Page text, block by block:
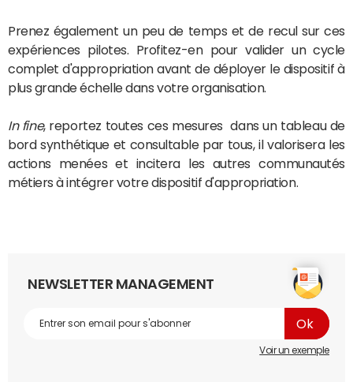
Prenez également un peu de temps et de recul sur ces
expériences pilotes. Profitez-en pour valider un cycle
complet d'appropriation avant de déployer le dispositif à
plus grande échelle dans votre organisation.
In fine, reportez toutes ces mesures dans un tableau de
bord synthétique et consultable par tous, il valorisera les
actions menées et incitera les autres communautés
métiers à intégrer votre dispositif d'appropriation.
NEWSLETTER MANAGEMENT
Voir un exemple